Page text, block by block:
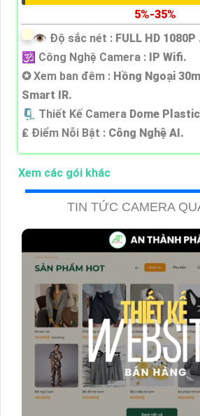
5%-35%
👁 Độ sắc nét : FULL HD 1080P
🕉️ Công Nghệ Camera : IP Wifi.
✪ Xem ban đêm : Hồng Ngoại
Smart IR.
🗜️ Thiết Kế Camera Dome
️₤ Điểm Nỗi Bật : Công Nghệ AI.
Xem các gói khác
TIN TỨC CAMERA